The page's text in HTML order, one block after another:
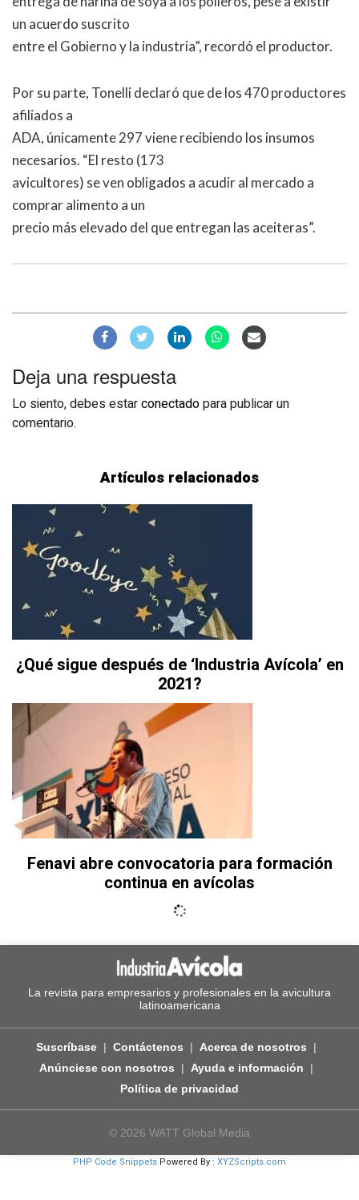
un acuerdo suscrito
entre el Gobierno y la industria”, recordó el productor.
Por su parte, Tonelli declaró que de los 470 productores
afiliados a
ADA, únicamente 297 viene recibiendo los insumos
necesarios. “El resto (173
avicultores) se ven obligados a acudir al mercado a
comprar alimento a un
precio más elevado del que entregan las aceiteras”.
Deja una respuesta
Lo siento, debes estarconectadopara publicar un
comentario.
Artículos relacionados
¿Qué sigue después de ‘Industria Avícola’ en
2021?
Fenavi abre convocatoria para formación
continua en avícolas
La revista para empresarios y profesionales en la avicultura
latinoamericana
Suscríbase Contáctenos
Acerca de nosotros
Anúnciese con nosotros
Ayuda e información
Política de privacidad
© 2026 WATT Global Media
PHP Code Snippets Powered By : XYZScripts.com